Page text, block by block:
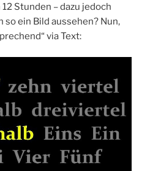
Stunden – dazu jedoch
so ein Bild aussehen? Nun,
via Text: